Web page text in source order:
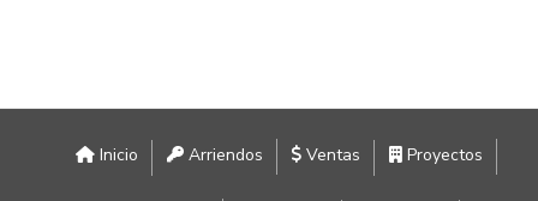
Inicio Arriendos Ventas Proyectos